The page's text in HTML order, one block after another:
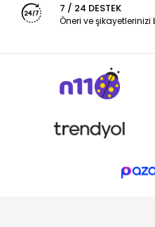
7 / 24 DESTEK
Öneri ve şikayetlerinizi